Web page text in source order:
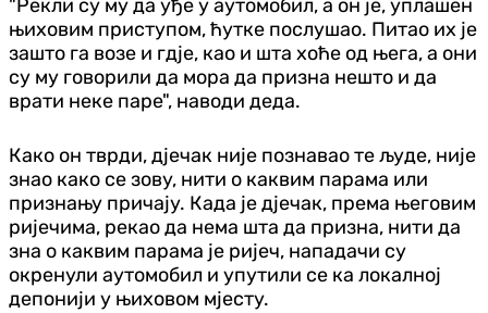
"Рекли су му да уђе у аутомобил, а он је, уплашен
њиховим приступом, ћутке послушао. Питао их је
зашто га возе и гдје, као и шта хоће од њега, а они
су му говорили да мора да призна нешто и да
врати неке паре", наводи деда.
Како он тврди, дјечак није познавао те људе, није
знао како се зову, нити о каквим парама или
признању причају. Када је дјечак, према његовим
ријечима, рекао да нема шта да призна, нити да
зна о каквим парама је ријеч, нападачи су
окренули аутомобил и упутили се ка локалној
депонији у њиховом мјесту.